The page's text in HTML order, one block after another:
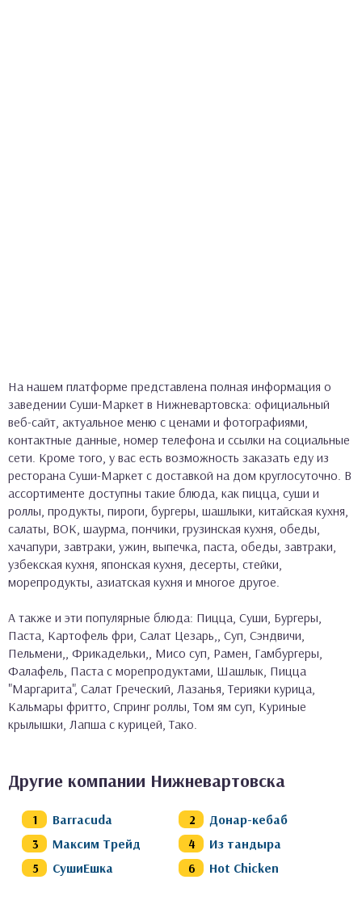
На нашем платформе представлена полная информация о
заведении Суши-Маркет в Нижневартовска: официальный
веб-сайт, актуальное меню с ценами и фотографиями,
контактные данные, номер телефона и ссылки на социальные
сети. Кроме того, у вас есть возможность заказать еду из
ресторана Суши-Маркет с доставкой на дом круглосуточно. В
ассортименте доступны такие блюда, как пицца, суши и
роллы, продукты, пироги, бургеры, шашлыки, китайская кухня,
салаты, ВОК, шаурма, пончики, грузинская кухня, обеды,
хачапури, завтраки, ужин, выпечка, паста, обеды, завтраки,
узбекская кухня, японская кухня, десерты, стейки,
морепродукты, азиатская кухня и многое другое.
А также и эти популярные блюда: Пицца, Суши, Бургеры,
Паста, Картофель фри, Салат Цезарь,, Суп, Сэндвичи,
Пельмени,, Фрикадельки,, Мисо суп, Рамен, Гамбургеры,
Фалафель, Паста с морепродуктами, Шашлык, Пицца
"Маргарита", Салат Греческий, Лазанья, Терияки курица,
Кальмары фритто, Спринг роллы, Том ям суп, Куриные
крылышки, Лапша с курицей, Тако.
Другие компании Нижневартовска
Barracuda
Донар-кебаб
Максим Трейд
Из тандыра
СушиЕшка
Hot Chicken